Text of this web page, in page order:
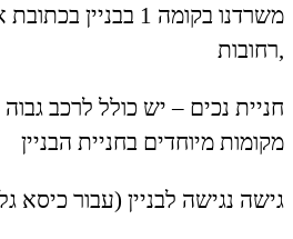
,רחובות
חניית נכים – יש כולל לרכב גבוה
מקומות מיוחדים בחניית הבניין
גישה נגישה לבניין (עבור כיסא